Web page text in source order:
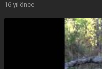
16 yıl önce